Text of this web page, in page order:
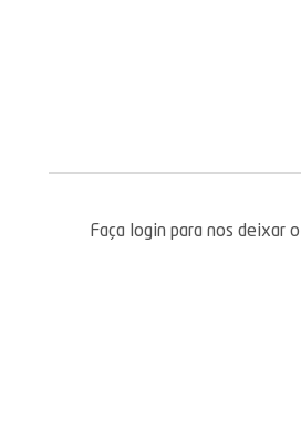
Faça login para nos deixar